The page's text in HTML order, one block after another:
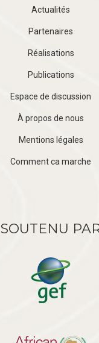
Actualités
Partenaires
Réalisations
Publications
Espace de discussion
À propos de nous
Mentions légales
Comment ca marche
SOUTENU